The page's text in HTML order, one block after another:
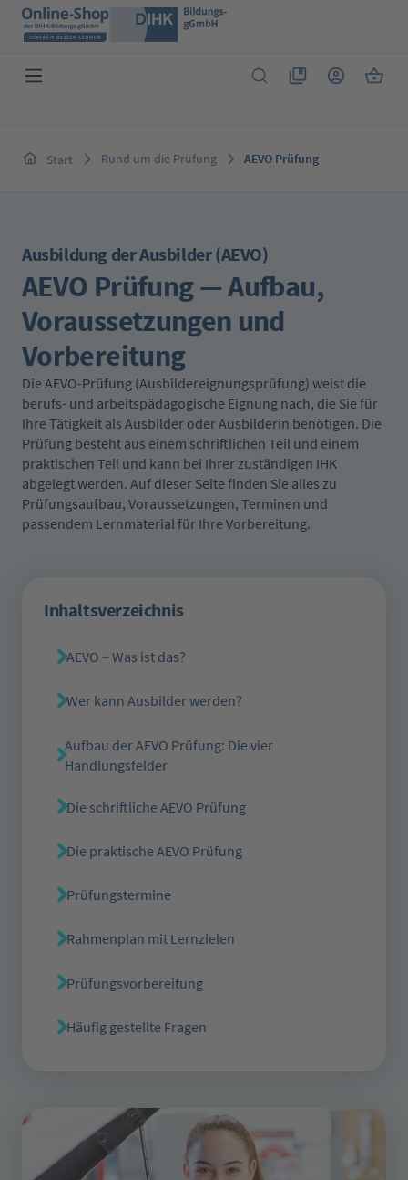
Zum Hauptinhalt springen
Du hast 0 Produkte
Start Rund um die Prüfung AEVO Prüfung
Ausbildung der Ausbilder (AEVO)
AEVO Prüfung — Aufbau,
Voraussetzungen und
Vorbereitung
Die AEVO-Prüfung (Ausbildereignungsprüfung) weist die
berufs- und arbeitspädagogische Eignung nach, die Sie für
Ihre Tätigkeit als Ausbilder oder Ausbilderin benötigen. Die
Prüfung besteht aus einem schriftlichen Teil und einem
praktischen Teil und kann bei Ihrer zuständigen IHK
abgelegt werden. Auf dieser Seite finden Sie alles zu
Prüfungsaufbau, Voraussetzungen, Terminen und
passendem Lernmaterial für Ihre Vorbereitung.
Inhaltsverzeichnis
AEVO – Was ist das?
Wer kann Ausbilder werden?
Aufbau der AEVO Prüfung: Die vier
Handlungsfelder
Die schriftliche AEVO Prüfung
Die praktische AEVO Prüfung
Prüfungstermine
Rahmenplan mit Lernzielen
Prüfungsvorbereitung
Häufig gestellte Fragen